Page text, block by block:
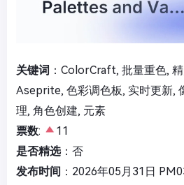
关键词 ：ColorCraft, 批量重色,
Aseprite, 色彩调色板, 实时更新,
理, 角色创建, 元素
票数:
11
是否精选：否
发布时间 ：2026年05月31日